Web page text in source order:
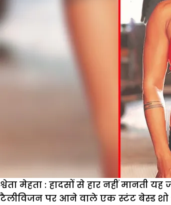
श्वेता मेहता : हादसों से हार नहीं मानती
टैलीविजन पर आने वाले एक स्टंट बेस्ड शो